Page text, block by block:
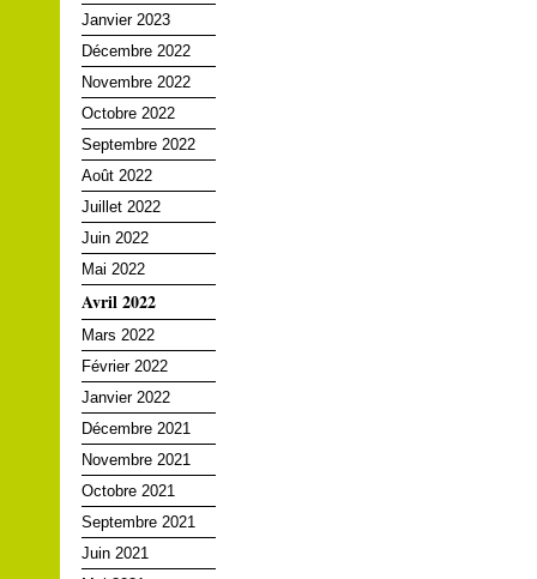
Janvier 2023
Décembre 2022
Novembre 2022
Octobre 2022
Septembre 2022
Août 2022
Juillet 2022
Juin 2022
Mai 2022
Avril 2022
Mars 2022
Février 2022
Janvier 2022
Décembre 2021
Novembre 2021
Octobre 2021
Septembre 2021
Juin 2021